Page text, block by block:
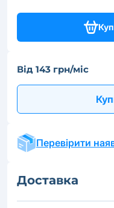
Від 143 грн/міс
Перевірити
Доставка